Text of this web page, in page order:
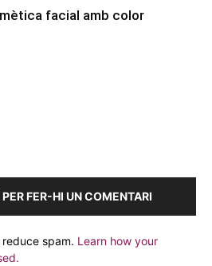
facial amb color
FER-HI UN COMENTARI
spam. Learn how your